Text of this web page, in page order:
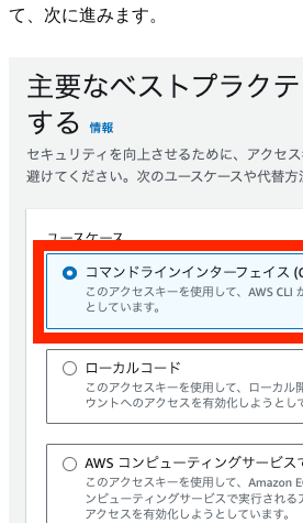
て、次に進みます。